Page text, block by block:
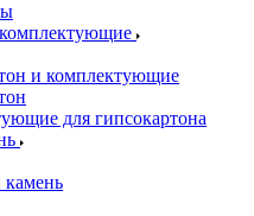
и комплектующие
для гипсокартона